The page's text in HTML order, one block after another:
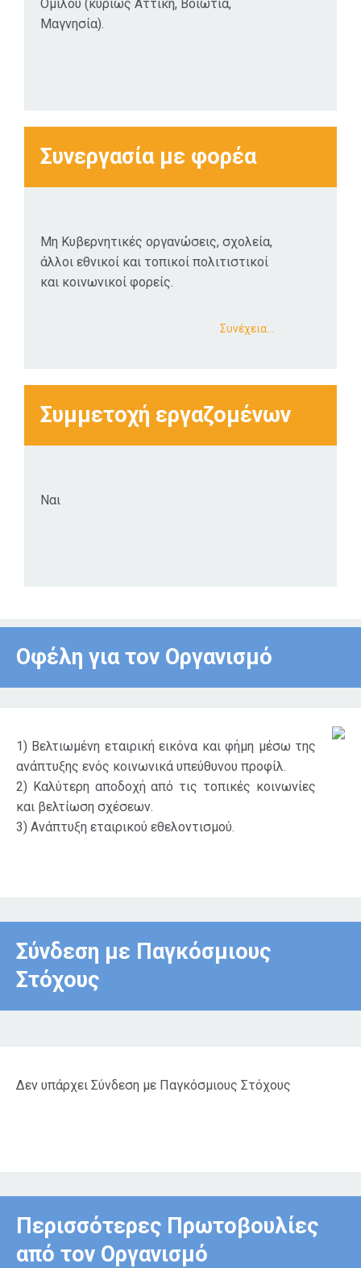
Ομίλου (κυρίως Αττική, Βοιωτία,
Μαγνησία).
Συνεργασία με φορέα
Μη Κυβερνητικές οργανώσεις, σχολεία,
άλλοι εθνικοί και τοπικοί πολιτιστικοί
και κοινωνικοί φορείς.
Συνέχεια…
Συμμετοχή εργαζομένων
Ναι
Οφέλη για τον Οργανισμό
1) Βελτιωμένη εταιρική εικόνα και φήμη μέσω της
ανάπτυξης ενός κοινωνικά υπεύθυνου προφίλ.
2) Καλύτερη αποδοχή από τις τοπικές κοινωνίες
και βελτίωση σχέσεων.
3) Ανάπτυξη εταιρικού εθελοντισμού.
Σύνδεση με Παγκόσμιους
Στόχους
Δεν υπάρχει Σύνδεση με Παγκόσμιους Στόχους
Περισσότερες Πρωτοβουλίες
από τον Οργανισμό